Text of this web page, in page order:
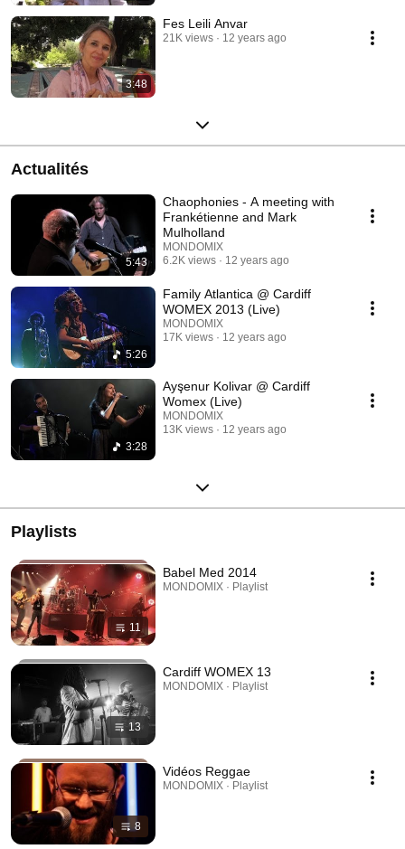
3:48
Fes Leili Anvar
21K views 12 years ago
Actualités
5:43
Chaophonies - A meeting with
Frankétienne and Mark
Mulholland
MONDOMIX
6.2K views
12 years ago
5:26
Family Atlantica @ Cardiff
WOMEX 2013 (Live)
MONDOMIX
17K views
12 years ago
3:28
Ayşenur Kolivar @ Cardiff
Womex (Live)
MONDOMIX
13K views
12 years ago
Playlists
11
Babel Med 2014
MONDOMIX · Playlist
13
Cardiff WOMEX 13
MONDOMIX · Playlist
8
Vidéos Reggae
MONDOMIX · Playlist